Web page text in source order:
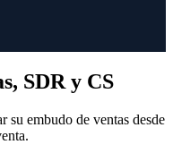
SDR y CS
su embudo de ventas desde